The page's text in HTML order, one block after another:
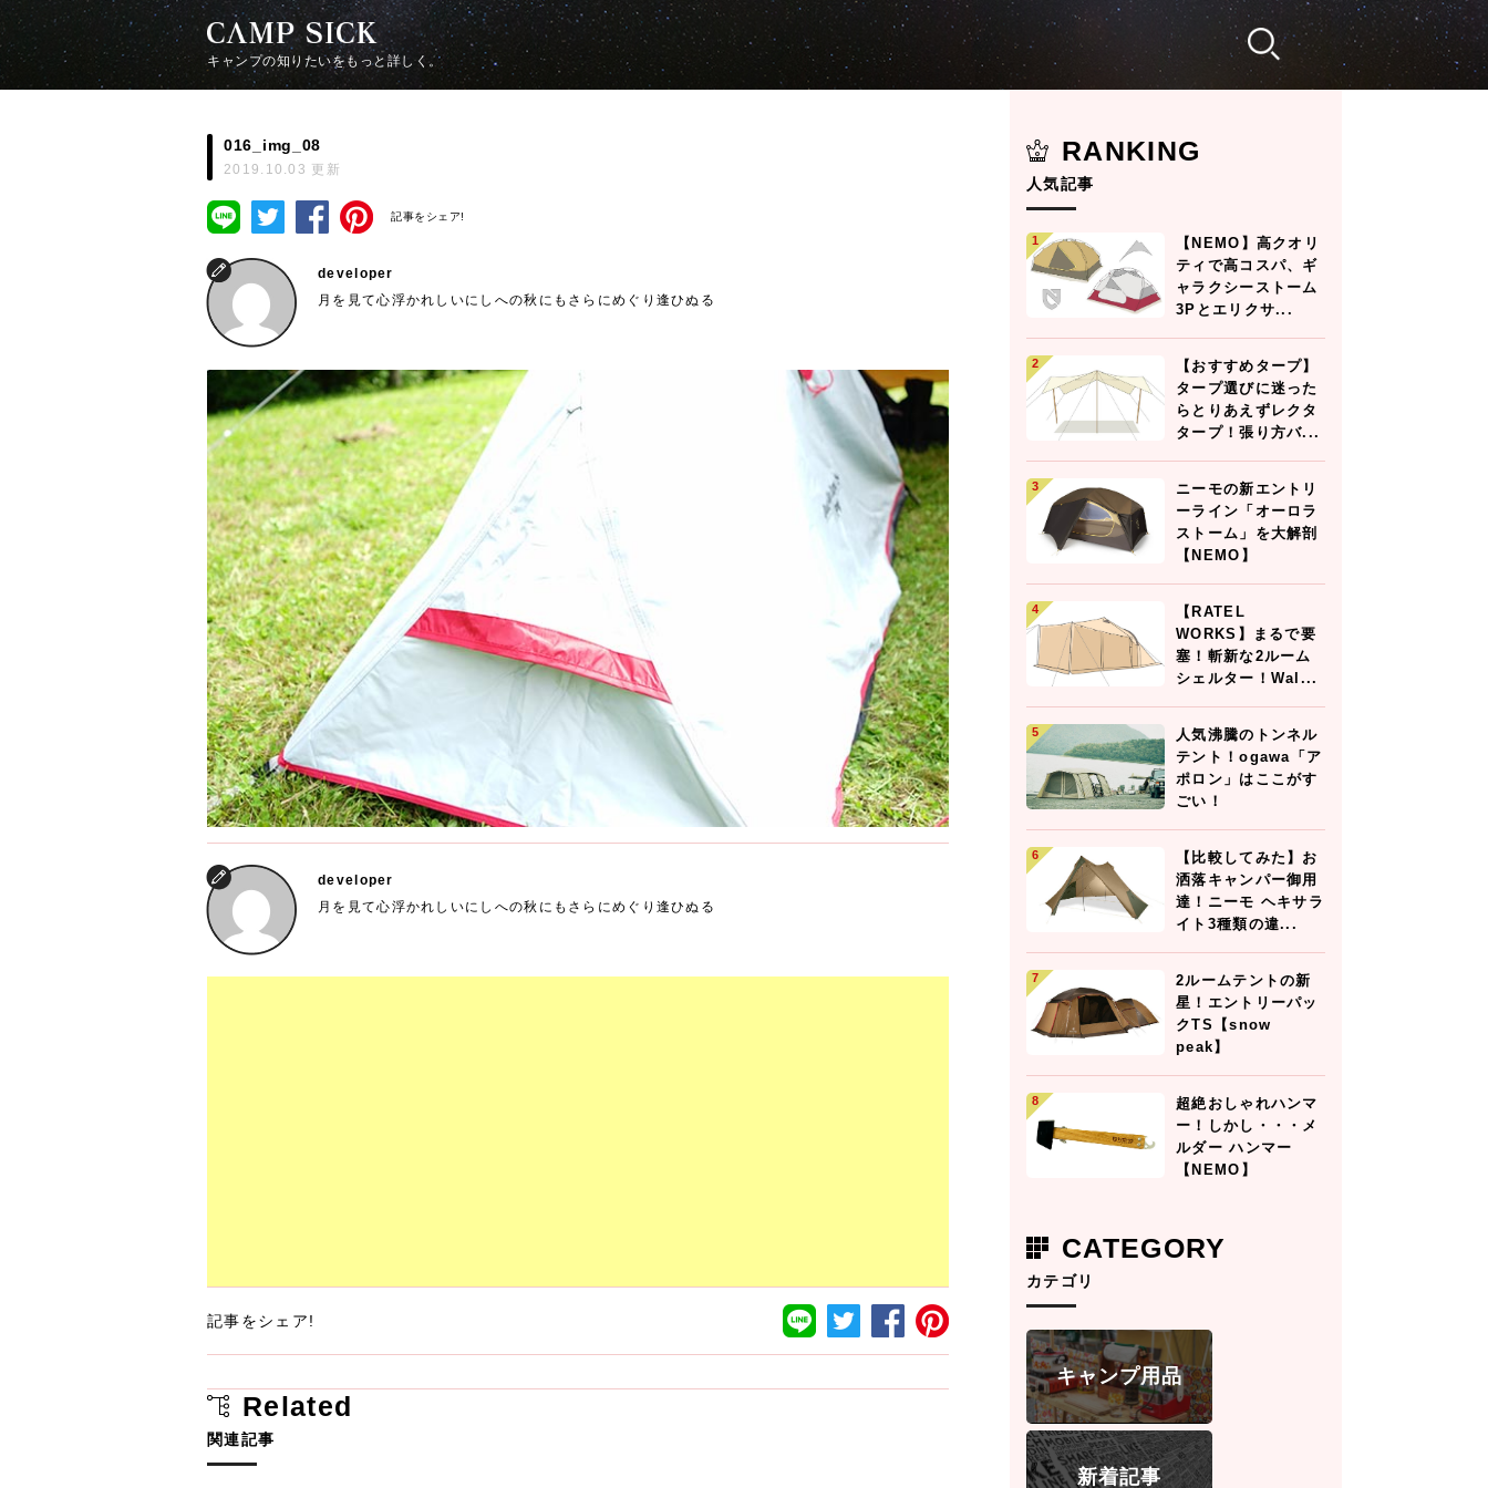
キャンプの知りたいをもっと詳しく。
016_img_08
2019.10.03 更新
記事をシェア!
developer
月を見て心浮かれしいにしへの秋にもさらにめぐり逢ひぬる
developer
月を見て心浮かれしいにしへの秋にもさらにめぐり逢ひぬる
記事をシェア!
Related
関連記事
RANKING
人気記事
【NEMO】高クオリ
ティで高コスパ、ギ
ャラクシーストーム
3Pとエリクサ...
【おすすめタープ】
タープ選びに迷った
らとりあえずレクタ
タープ！張り方バ...
ニーモの新エントリ
ーライン「オーロラ
ストーム」を大解剖
【NEMO】
【RATEL
WORKS】まるで要
塞！斬新な2ルーム
シェルター！Wal...
人気沸騰のトンネル
テント！ogawa「ア
ポロン」はここがす
ごい！
【比較してみた】お
洒落キャンパー御用
達！ニーモ ヘキサラ
イト3種類の違...
2ルームテントの新
星！エントリーパッ
クTS【snow
peak】
超絶おしゃれハンマ
ー！しかし・・・メ
ルダー ハンマー
【NEMO】
CATEGORY
カテゴリ
キャンプ用品
新着記事